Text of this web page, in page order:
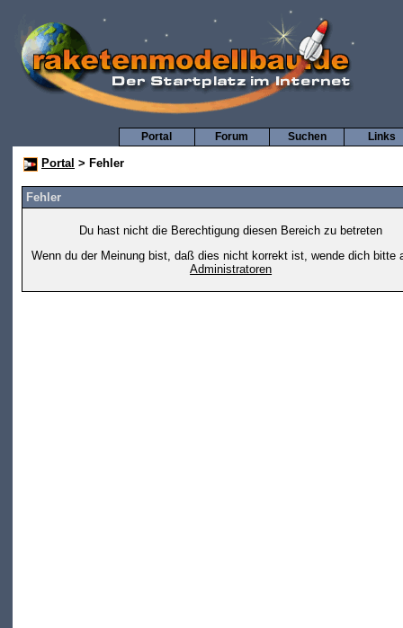
Links
Suchen
Forum
Portal
Portal > Fehler
Fehler
Du hast nicht die Berechtigung diesen Bereich zu betreten
Wenn du der Meinung bist, daß dies nicht korrekt ist, wende dich bitte
Administratoren